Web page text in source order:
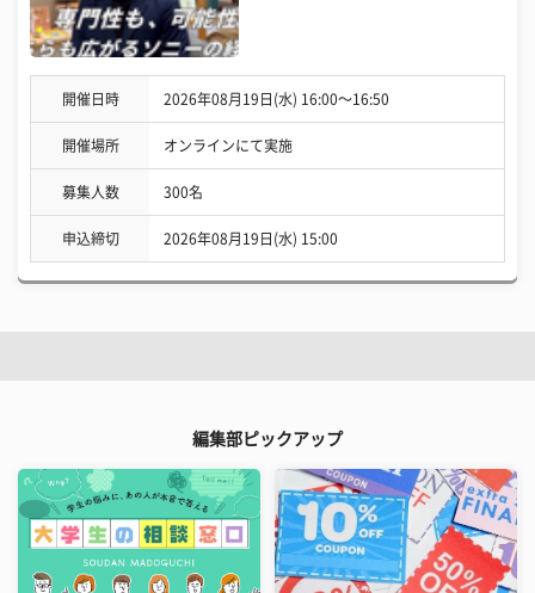
開催日時 2026年08月19日(水) 16:00〜16:50
開催場所 オンラインにて実施
募集人数 300名
申込締切 2026年08月19日(水) 15:00
編集部ピックアップ